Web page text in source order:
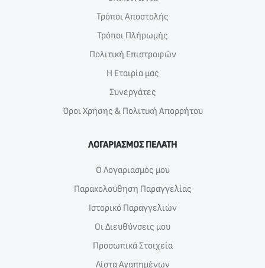
Τρόποι Αποστολής
Τρόποι Πλήρωμής
Πολιτική Επιστροφών
Η Εταιρία μας
Συνεργάτες
Όροι Χρήσης & Πολιτική Απορρήτου
ΛΟΓΑΡΙΑΣΜΟΣ ΠΕΛΑΤΗ
Ο Λογαριασμός μου
Παρακολούθηση Παραγγελίας
Ιστορικό Παραγγελιών
Οι Διευθύνσεις μου
Προσωπικά Στοιχεία
Λίστα Αγαπημένων